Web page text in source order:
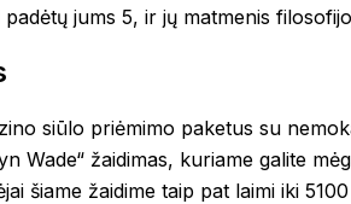
jums 5, ir jų matmenis
siūlo priėmimo paketus su
Wade“ žaidimas, kuriame galite
šiame žaidime taip pat laimi iki